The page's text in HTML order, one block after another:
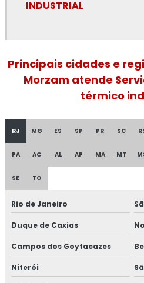
Fornecedor de isolamento
Isolamento acústico industrial
Isolamento acústico industrial
Isolamento acústico para
Isolamento acústico para
Isolamento acústico para navios
Isolamento acústico para
Isolamento acústico para
Isolamento aerogel
INDUSTRIAL
Principais cidades e
Morzam atende
térmico
RJ MG ES SP PR SC
PA AC AL AP MA MT
SE TO
Rio de Janeiro
Duque de Caxias
Campos dos Goytacazes
Niterói